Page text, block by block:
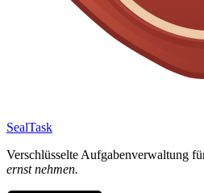
SealTask
Verschlüsselte Aufgabenverwaltung
ernst nehmen.